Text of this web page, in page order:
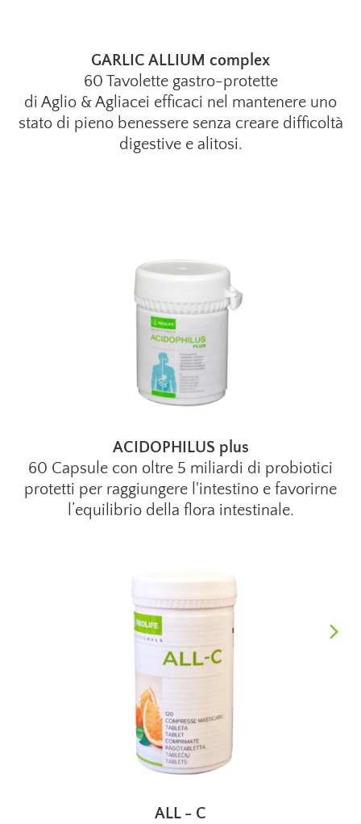
GARLIC ALLIUM complex
60 Tavolette gastro-protette
di Aglio & Agliacei efficaci nel mantenere uno
stato di pieno benessere senza creare difficoltà
digestive e alitosi.
ACIDOPHILUS plus
60 Capsule con oltre 5 miliardi di probiotici
protetti per raggiungere l'intestino e favorirne
l’equilibrio della flora intestinale.
ALL - C